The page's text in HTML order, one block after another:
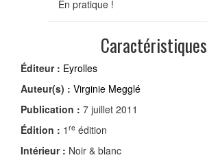
En pratique !
Caractéristiques
Éditeur : Eyrolles
Auteur(s) : Virginie Megglé
Publication : 7 juillet 2011
Édition : 1 re édition
Intérieur : Noir & blanc